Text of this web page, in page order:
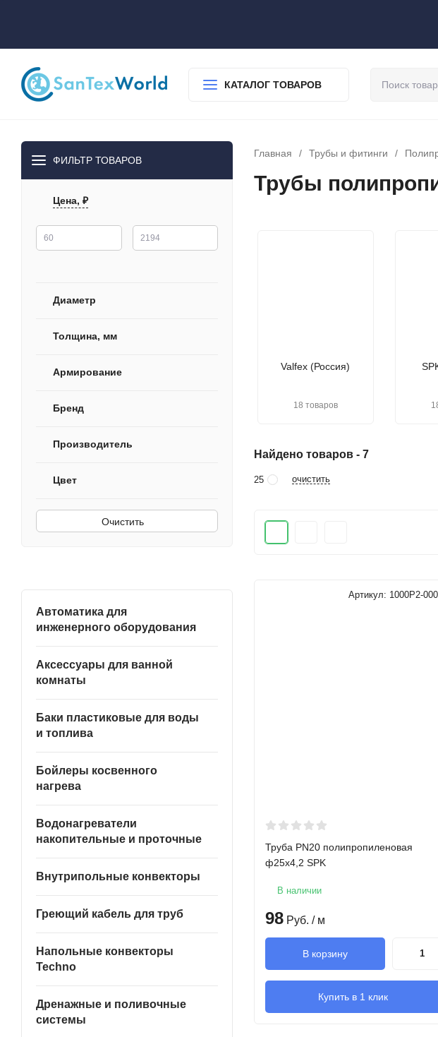
КАТАЛОГ ТОВАРОВ
ФИЛЬТР ТОВАРОВ
Цена, ₽
Диаметр
Толщина, мм
Армирование
Бренд
Производитель
Цвет
Очистить
Автоматика для
инженерного оборудования
Аксессуары для ванной
комнаты
Баки пластиковые для воды
и топлива
Бойлеры косвенного
нагрева
Водонагреватели
накопительные и проточные
Внутрипольные конвекторы
Греющий кабель для труб
Напольные конвекторы
Techno
Дренажные и поливочные
системы
Главная / Трубы и фитинги /
Трубы
Valfex (Россия)
18 товаров
Найдено товаров - 7
25 очистить
Артикул: 1000P2-
Труба PN20 полипропиленовая
ф25х4,2 SPK
В наличии
98 Руб. / м
В корзину
Купить в 1 клик